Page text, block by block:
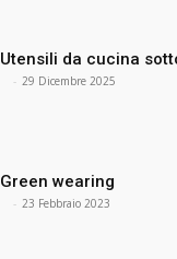
Utensili da cucina
- 29 Dicembre 2025
Green wearing
- 23 Febbraio 2023